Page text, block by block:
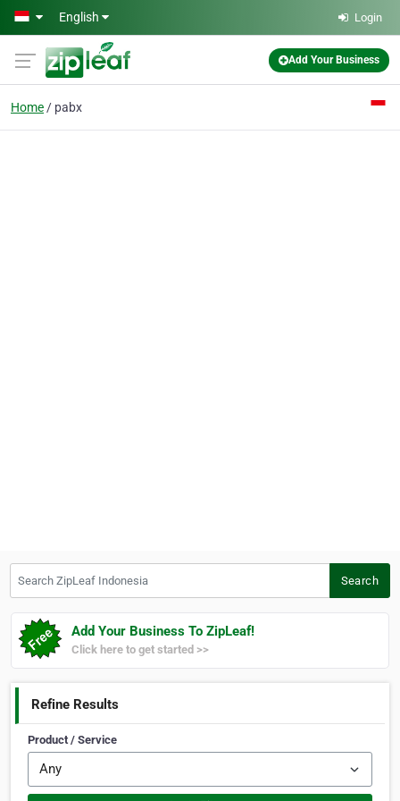
Skip to main content
English Login
Add Your Business
Home pabx
Search
Add Your Business To ZipLeaf!
Click here to get started >>
Refine Results
Product / Service